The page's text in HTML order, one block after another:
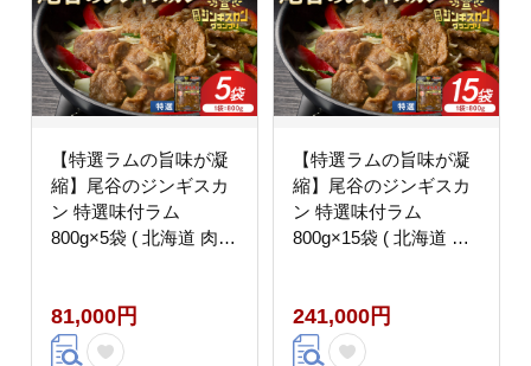
【特選ラムの旨味が凝
縮】尾谷のジンギスカ
ン 特選味付ラム
800g×5袋 ( 北海道 肉
0034】
81,000円
【特選ラムの旨味が凝
縮】尾谷のジンギスカ
ン 特選味付ラム
800g×15袋 ( 北海道 肉
0036】
241,000円